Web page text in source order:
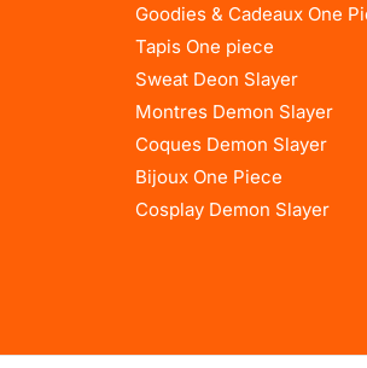
Goodies & Cadeaux One
Tapis One piece
Sweat Deon Slayer
Montres Demon Slayer
Coques Demon Slayer
Bijoux One Piece
Cosplay Demon Slayer